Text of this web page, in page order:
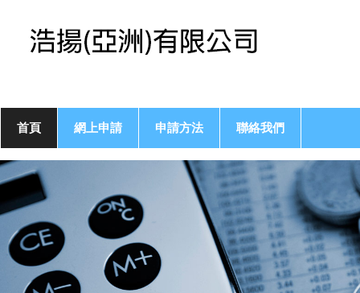
首頁 網上申請 申請方法 聯絡我們